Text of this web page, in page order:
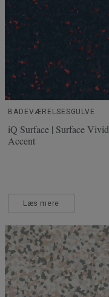
BADEVÆRELSESGULVE
iQ Surface | Surface Vivid
Accent
Læs mere